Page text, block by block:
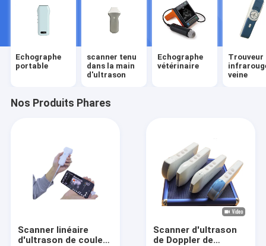
Echographe
portable
scanner tenu
dans la main
d'ultrason
Echographe
vétérinaire
Trouveur
veine
Nos Produits Phares
Scanner linéaire
d'ultrason de couleur
Scanner d'ultrason
de Doppler de